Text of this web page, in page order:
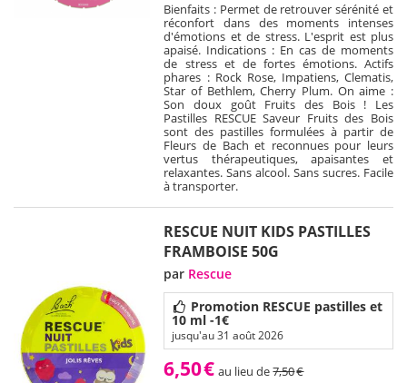
Bienfaits : Permet de retrouver sérénité et
réconfort dans des moments intenses
d'émotions et de stress. L'esprit est plus
apaisé. Indications : En cas de moments
de stress et de fortes émotions. Actifs
phares : Rock Rose, Impatiens, Clematis,
Star of Bethlem, Cherry Plum. On aime :
Son doux goût Fruits des Bois ! Les
Pastilles RESCUE Saveur Fruits des Bois
sont des pastilles formulées à partir de
Fleurs de Bach et reconnues pour leurs
vertus thérapeutiques, apaisantes et
relaxantes. Sans alcool. Sans sucres. Facile
à transporter.
RESCUE NUIT KIDS PASTILLES
FRAMBOISE 50G
par Rescue
Promotion RESCUE pastilles et
10 ml -1€
jusqu'au 31 août 2026
6,50€ au lieu de7,50€